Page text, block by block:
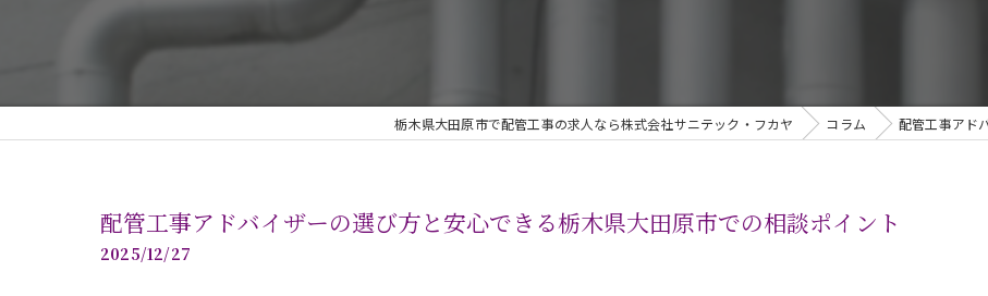
栃木県大田原市で配管工事の求人なら株式会社サニテック・フカヤ コラム 配管工事アド
配管工事アドバイザーの選び方と安心できる栃木県大田原市での相談ポイント
2025/12/27